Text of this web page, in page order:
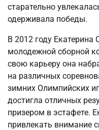
старательно
одерживала победы.
В 2012 году Екатерина
молодежной сборной
свою карьеру она
на различных
зимних Олимпийских
достигла отличных
призером в эстафете.
привлекать внимание